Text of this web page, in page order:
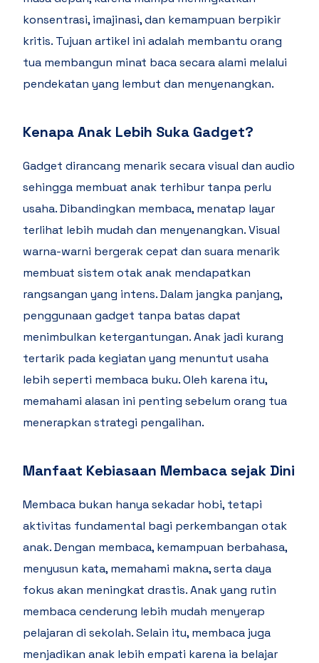
konsentrasi, imajinasi, dan kemampuan berpikir
kritis. Tujuan artikel ini adalah membantu orang
tua membangun minat baca secara alami melalui
pendekatan yang lembut dan menyenangkan.
Kenapa Anak Lebih Suka Gadget?
Gadget dirancang menarik secara visual dan audio
sehingga membuat anak terhibur tanpa perlu
usaha. Dibandingkan membaca, menatap layar
terlihat lebih mudah dan menyenangkan. Visual
warna-warni bergerak cepat dan suara menarik
membuat sistem otak anak mendapatkan
rangsangan yang intens. Dalam jangka panjang,
penggunaan gadget tanpa batas dapat
menimbulkan ketergantungan. Anak jadi kurang
tertarik pada kegiatan yang menuntut usaha
lebih seperti membaca buku. Oleh karena itu,
memahami alasan ini penting sebelum orang tua
menerapkan strategi pengalihan.
Manfaat Kebiasaan Membaca sejak Dini
Membaca bukan hanya sekadar hobi, tetapi
aktivitas fundamental bagi perkembangan otak
anak. Dengan membaca, kemampuan berbahasa,
menyusun kata, memahami makna, serta daya
fokus akan meningkat drastis. Anak yang rutin
membaca cenderung lebih mudah menyerap
pelajaran di sekolah. Selain itu, membaca juga
menjadikan anak lebih empati karena ia belajar